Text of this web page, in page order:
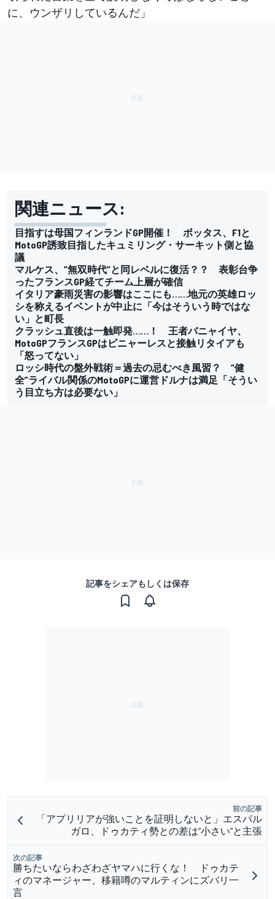
に、ウンザリしているんだ」
関連ニュース:
目指すは母国フィンランドGP開催！ ボッタス、F1と
MotoGP誘致目指したキュミリング・サーキット側と協
議
マルケス、”無双時代”と同レベルに復活？？ 表彰台争
ったフランスGP経てチーム上層が確信
イタリア豪雨災害の影響はここにも……地元の英雄ロッ
シを称えるイベントが中止に「今はそういう時ではな
い」と町長
クラッシュ直後は一触即発……！ 王者バニャイヤ、
MotoGPフランスGPはビニャーレスと接触リタイアも
「怒ってない」
ロッシ時代の盤外戦術＝過去の忌むべき風習？ “健
全”ライバル関係のMotoGPに運営ドルナは満足「そうい
う目立ち方は必要ない」
記事をシェアもしくは保存
前の記事
「アプリリアが強いことを証明しないと」エスパル
ガロ、ドゥカティ勢との差は“小さい”と主張
次の記事
勝ちたいならわざわざヤマハに行くな！ ドゥカテ
ィのマネージャー、移籍噂のマルティンにズバリ一
言